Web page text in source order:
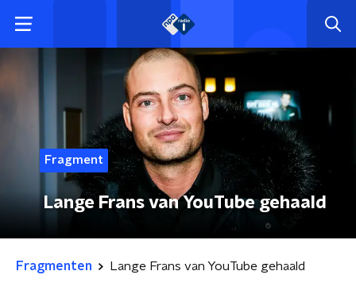
Fragment
Lange Frans van YouTube gehaald
Fragmenten Lange Frans van YouTube gehaald